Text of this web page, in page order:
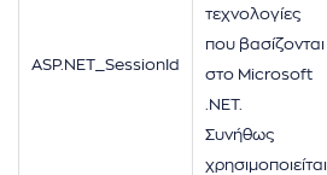
ASP.NET_SessionId
τεχνολογίες
που βασίζονται
στο Microsoft
.NET.
Συνήθως
χρησιμοποιείται